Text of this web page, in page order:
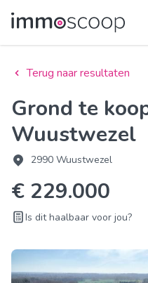
Terug naar resultaten
Grond te koop in
Wuustwezel
2990 Wuustwezel
€ 229.000
Is dit haalbaar voor jou?